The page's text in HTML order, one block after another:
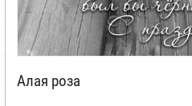
Алая роза